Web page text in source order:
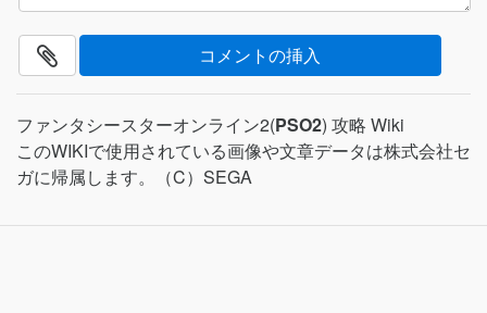
ファンタシースターオンライン2(PSO2) 攻略 Wiki
このWIKIで使用されている画像や文章データは株式会社セ
ガに帰属します。（C）SEGA